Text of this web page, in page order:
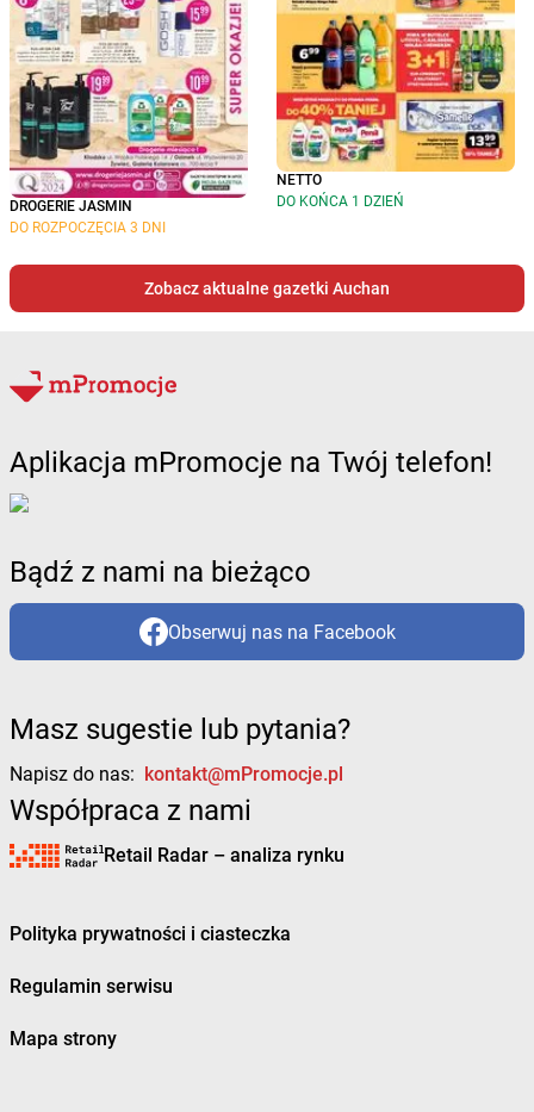
DROGERIE JASMIN
DO ROZPOCZĘCIA 3 DNI
NETTO
DO KOŃCA 1 DZIEŃ
Zobacz aktualne gazetki Auchan
Aplikacja mPromocje na Twój telefon!
Bądź z nami na bieżąco
Obserwuj nas na Facebook
Masz sugestie lub pytania?
Napisz do nas: kontakt@mPromocje.pl
Współpraca z nami
Retail Radar – analiza rynku
Polityka prywatności i ciasteczka
Regulamin serwisu
Mapa strony